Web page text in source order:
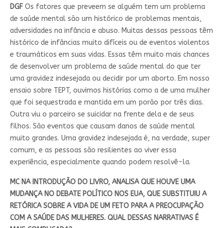
DGF Os fatores que preveem se alguém tem um problema
de saúde mental são um histórico de problemas mentais,
adversidades na infância e abuso. Muitas dessas pessoas têm
histórico de infâncias muito difíceis ou de eventos violentos
e traumáticos em suas vidas. Essas têm muito mais chances
de desenvolver um problema de saúde mental do que ter
uma gravidez indesejada ou decidir por um aborto. Em nosso
ensaio sobre TEPT, ouvimos histórias como a de uma mulher
que foi sequestrada e mantida em um porão por três dias.
Outra viu o parceiro se suicidar na frente dela e de seus
filhos. São eventos que causam danos de saúde mental
muito grandes. Uma gravidez indesejada é, na verdade, super
comum, e as pessoas são resilientes ao viver essa
experiência, especialmente quando podem resolvê-la.
MC NA INTRODUÇÃO DO LIVRO, ANALISA QUE HOUVE UMA
MUDANÇA NO DEBATE POLÍTICO NOS EUA, QUE SUBSTITUIU A
RETÓRICA SOBRE A VIDA DE UM FETO PARA A PREOCUPAÇÃO
COM A SAÚDE DAS MULHERES. QUAL DESSAS NARRATIVAS É